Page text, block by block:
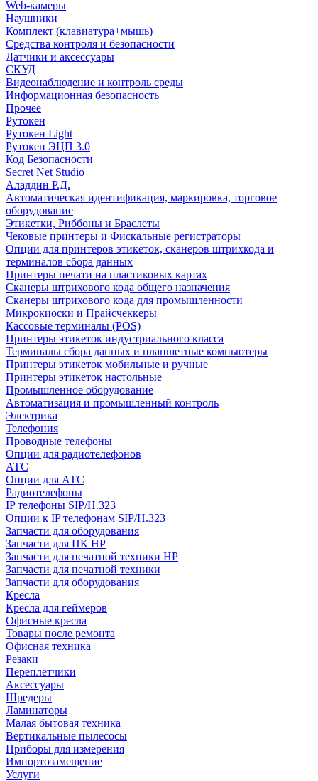
Web-камеры
Наушники
Комплект (клавиатура+мышь)
Средства контроля и безопасности
Датчики и аксессуары
СКУД
Видеонаблюдение и контроль среды
Информационная безопасность
Прочее
Рутокен
Рутокен Light
Рутокен ЭЦП 3.0
Код Безопасности
Secret Net Studio
Аладдин Р.Д.
Автоматическая идентификация, маркировка, торговое
оборудование
Этикетки, Риббоны и Браслеты
Чековые принтеры и Фискальные регистраторы
Опции для принтеров этикеток, сканеров штрихкода и
терминалов сбора данных
Принтеры печати на пластиковых картах
Сканеры штрихового кода общего назначения
Сканеры штрихового кода для промышленности
Микрокиоски и Прайсчеккеры
Кассовые терминалы (POS)
Принтеры этикеток индустриального класса
Терминалы сбора данных и планшетные компьютеры
Принтеры этикеток мобильные и ручные
Принтеры этикеток настольные
Промышленное оборудование
Автоматизация и промышленный контроль
Электрика
Телефония
Проводные телефоны
Опции для радиотелефонов
АТС
Опции для АТС
Радиотелефоны
IP телефоны SIP/H.323
Опции к IP телефонам SIP/H.323
Запчасти для оборудования
Запчасти для ПК HP
Запчасти для печатной техники HP
Запчасти для печатной техники
Запчасти для оборудования
Кресла
Кресла для геймеров
Офисные кресла
Товары после ремонта
Офисная техника
Резаки
Переплетчики
Аксессуары
Шредеры
Ламинаторы
Малая бытовая техника
Вертикальные пылесосы
Приборы для измерения
Импортозамещение
Услуги